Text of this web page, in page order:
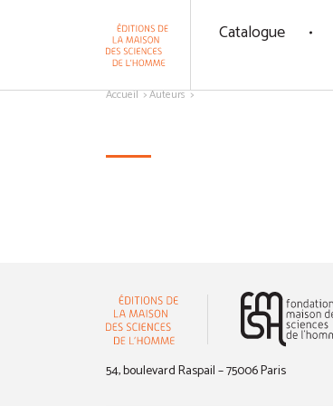
Catalogue
Accueil Auteurs
54, boulevard Raspail – 75006 Paris